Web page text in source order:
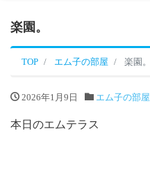
楽園。
TOP エム子の部屋 楽園。
2026年1月9日 エム子の部屋
本日のエムテラス